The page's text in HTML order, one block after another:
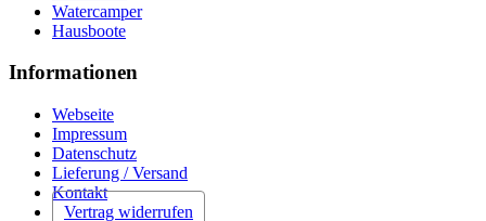
Watercamper
Hausboote
Informationen
Webseite
Impressum
Datenschutz
Lieferung / Versand
Kontakt
Vertrag widerrufen